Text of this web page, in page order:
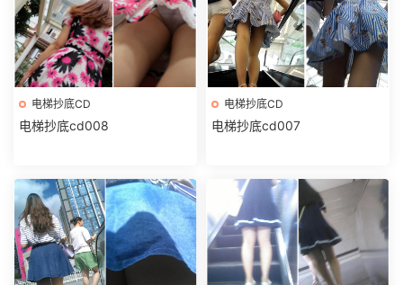
电梯抄底CD
电梯抄底cd008
电梯抄底CD
电梯抄底cd007